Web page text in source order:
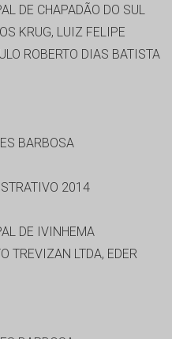
DE CHAPADÃO DO SUL
KRUG, LUIZ FELIPE
ROBERTO DIAS BATISTA
BARBOSA
2014
DE IVINHEMA
TREVIZAN LTDA, EDER